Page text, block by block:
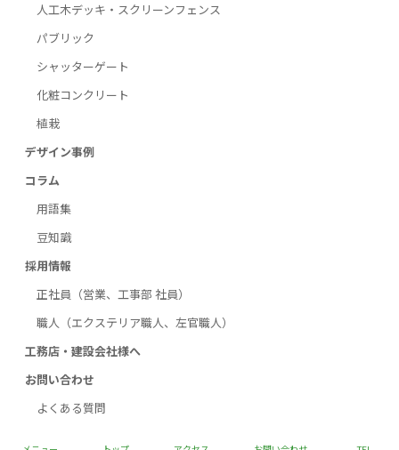
人工木デッキ・スクリーンフェンス
パブリック
シャッターゲート
化粧コンクリート
植栽
デザイン事例
コラム
用語集
豆知識
採用情報
正社員（営業、工事部 社員）
職人（エクステリア職人、左官職人）
工務店・建設会社様へ
お問い合わせ
よくある質問